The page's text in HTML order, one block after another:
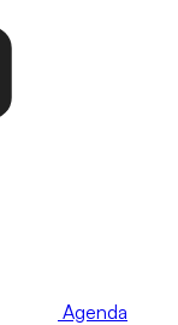
Agenda